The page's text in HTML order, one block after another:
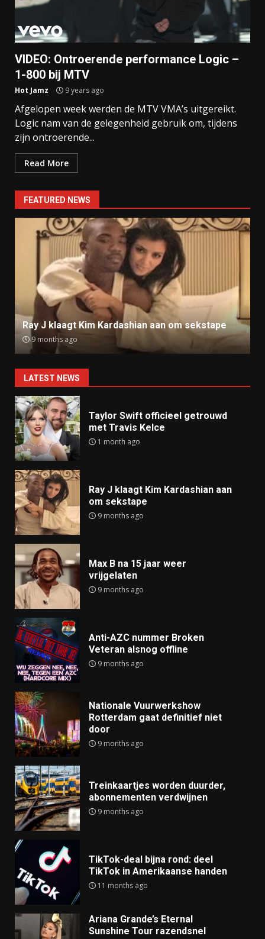
VIDEO: Ontroerende performance Logic –
1-800 bij MTV
Hot Jamz 9 years ago
Afgelopen week werden de MTV VMA’s uitgereikt.
Logic nam van de gelegenheid gebruik om, tijdens
zijn ontroerende...
Read More
FEATURED NEWS
Ray J klaagt Kim Kardashian aan om sekstape
9 months ago
LATEST NEWS
Taylor Swift officieel getrouwd
met Travis Kelce
1 month ago
Ray J klaagt Kim Kardashian aan
om sekstape
9 months ago
Max B na 15 jaar weer
vrijgelaten
9 months ago
Anti-AZC nummer Broken
Veteran alsnog offline
9 months ago
Nationale Vuurwerkshow
Rotterdam gaat definitief niet
door
9 months ago
Treinkaartjes worden duurder,
abonnementen verdwijnen
9 months ago
TikTok-deal bijna rond: deel
TikTok in Amerikaanse handen
11 months ago
Ariana Grande’s Eternal
Sunshine Tour razendsnel